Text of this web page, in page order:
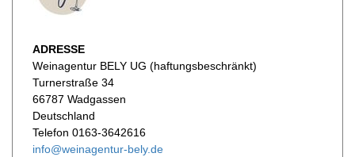
ADRESSE
Weinagentur BELY UG (haftungsbeschränkt)
Turnerstraße 34
66787 Wadgassen
Deutschland
Telefon 0163-3642616
info@weinagentur-bely.de